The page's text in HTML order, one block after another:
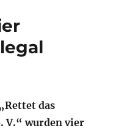
das
V.“ wurden vier